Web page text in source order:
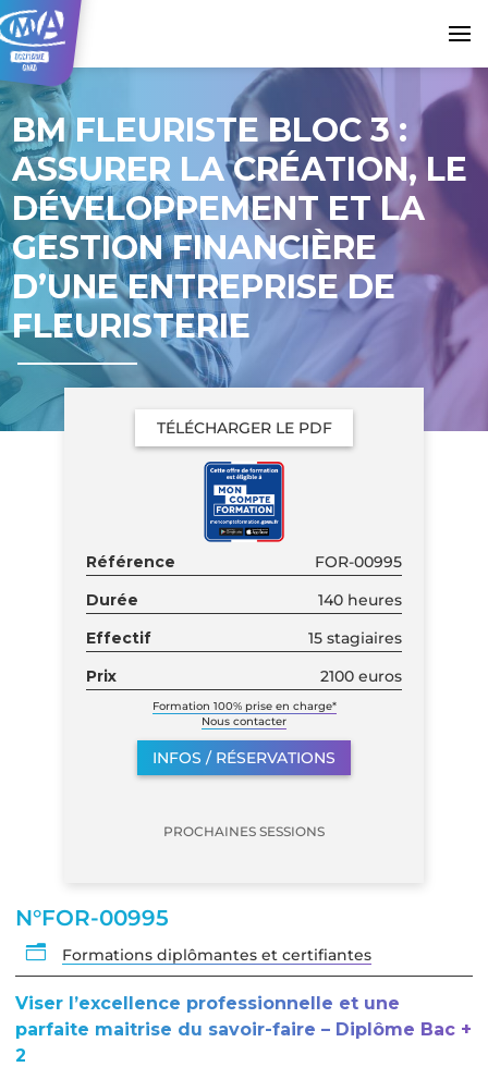
BM FLEURISTE BLOC 3 :
ASSURER LA CRÉATION, LE
DÉVELOPPEMENT ET LA
GESTION FINANCIÈRE
D’UNE ENTREPRISE DE
FLEURISTERIE
N°FOR-00995
n Formations diplômantes et certifiantes
Viser l’excellence professionnelle et une
parfaite maitrise du savoir-faire – Diplôme Bac +
2
TÉLÉCHARGER LE PDF
Référence
FOR-00995
Durée
140 heures
Effectif
15 stagiaires
Prix
2100 euros
Formation 100% prise en charge*
Nous contacter
INFOS / RÉSERVATIONS
PROCHAINES SESSIONS